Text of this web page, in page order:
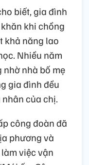
biết, gia đình
khi chồng
khả năng lao
Nhiều năm
nhờ nhà bố mẹ
gia đình đều
của chị.
công đoàn đã
phương và
việc vận